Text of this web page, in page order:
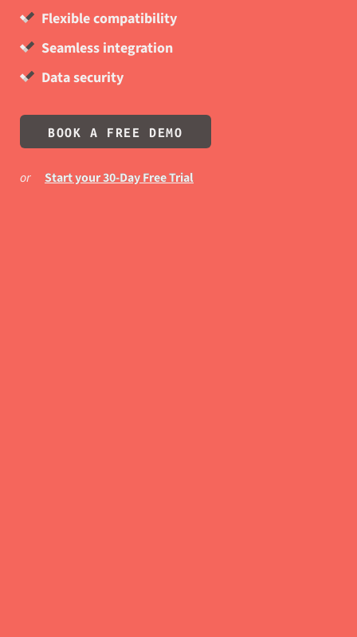
Flexible compatibility
Seamless integration
Data security
BOOK A FREE DEMO
or Start your 30-Day Free Trial